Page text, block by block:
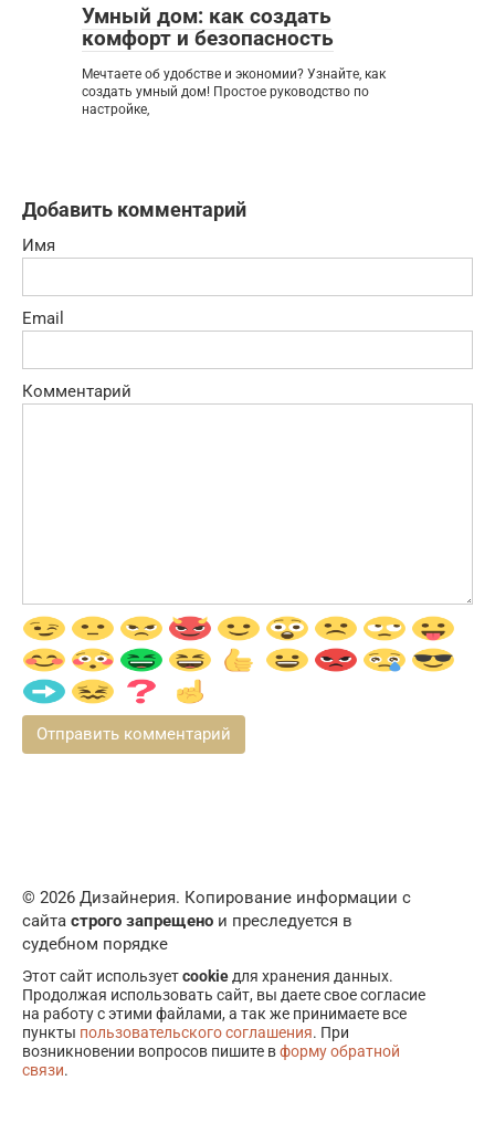
Умный дом: как создать
комфорт и безопасность
Мечтаете об удобстве и экономии? Узнайте, как
создать умный дом! Простое руководство по
настройке,
Добавить комментарий
Имя
Email
Комментарий
© 2026 Дизайнерия. Копирование информации с
сайта строго запрещено и преследуется в
судебном порядке
Этот сайт используетcookie для хранения данных.
Продолжая использовать сайт, вы даете свое согласие
на работу с этими файлами, а так же принимаете все
пункты пользовательского соглашения. При
возникновении вопросов пишите вформу обратной
связи.